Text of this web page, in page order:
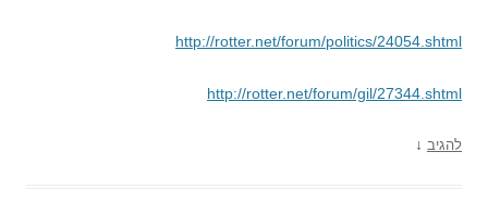
http://rotter.net/forum/politics/24054.shtml
http://rotter.net/forum/gil/27344.shtml
להגיב ↓